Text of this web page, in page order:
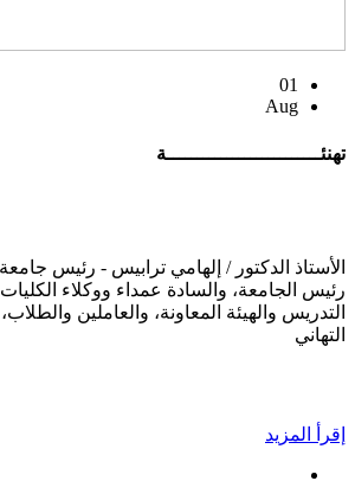
01
Aug
تهنئــــــــــــــــــــــــــة
التهاني
إقرأ المزيد